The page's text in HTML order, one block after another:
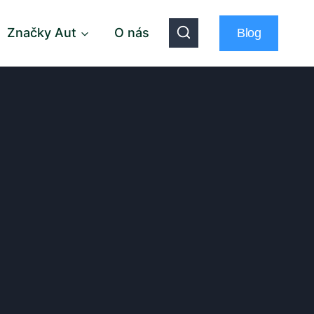
Značky Aut O nás Blog